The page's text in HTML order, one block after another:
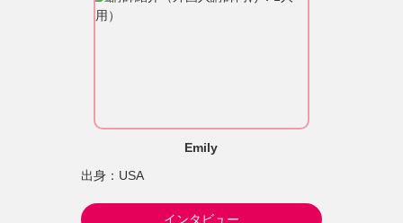
Emily
出身：USA
インタビュー